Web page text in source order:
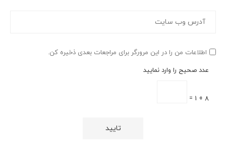
اطلاعات من را در این مرورگر برای مراجعات بعدی ذخیره کن.
عدد صحیح را وارد نمایید
8 + 1 =